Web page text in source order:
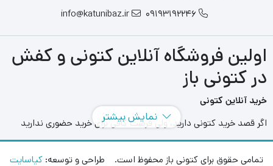
09193192246
info@katunibaz.ir
اولین فروشگاه آنلاین کتونی و کفش
در کتونی باز
خرید آنلاین کتونی
اگر قصد خرید کتونی دارید، ولی فرصت کافی برای خرید حضوری ندارید
آنها را انتخاب کنید و در هر محل و هر زمانی بدون محدودیت مدل های
نمایش بیشتر
تمامی حقوق برای کتونی باز محفوظ است. طراحی و توسعه: کیاسایت